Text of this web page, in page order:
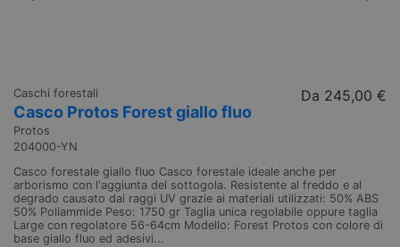
Caschi forestali
Casco Protos Forest giallo fluo
Protos
204000-YN
Da 245,00 €
Casco forestale giallo fluo Casco forestale ideale anche per
arborismo con l'aggiunta del sottogola. Resistente al freddo e al
degrado causato dai raggi UV grazie ai materiali utilizzati: 50% ABS
50% Poliammide Peso: 1750 gr Taglia unica regolabile oppure taglia
Large con regolatore 56-64cm Modello: Forest Protos con colore di
base giallo fluo ed adesivi...